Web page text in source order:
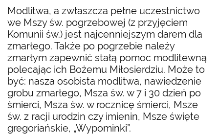
Modlitwa, a zwłaszcza pełne uczestnictwo
we Mszy św. pogrzebowej (z przyjęciem
Komunii św.) jest najcenniejszym darem dla
zmarłego. Także po pogrzebie należy
zmarłym zapewnić stałą pomoc modlitewną
polecając ich Bożemu Miłosierdziu. Może to
być: nasza osobista modlitwa, nawiedzenie
grobu zmarłego, Msza św. w 7 i 30 dzień po
śmierci, Msza św. w rocznicę śmierci, Msze
św. z racji urodzin czy imienin, Msze święte
gregoriańskie, „Wypominki”.